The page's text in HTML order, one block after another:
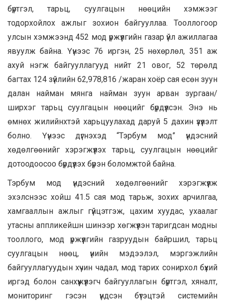
бүртгэл, тарьц, суулгацын нөөцийн хэмжээг
тодорхойлох ажлыг зохион байгууллаа. Тооллогоор
улсын хэмжээнд 452 мод үржүүлгийн газар үйл ажиллагаа
явуулж байна. Үүнээс 76 иргэн, 25 нөхөрлөл, 351 аж
ахуй нэгж байгууллагууд нийт 21 овог, 52 төрөлд
багтах 124 зүйлийн 62,978,816 /жаран хоёр сая есөн зуун
далан найман мянга найман зуун арван зургаан/
ширхэг тарьц суулгацын нөөцийг бүрдүүлсэн. Энэ нь
өмнөх жилийнхтэй харьцуулахад даруй 5 дахин үзүүлэлт
болно. Үүнээс дүгнэхэд “Тэрбум мод” үндэсний
хөдөлгөөнийг хэрэгжүүлэх тарьц, суулгацын нөөцийг
дотоодоосоо бүрдүүлэх бүрэн боломжтой байна.
Тэрбум мод үндэсний хөдөлгөөнийг хэрэгжүүлж
эхэлснээс хойш 41.5 сая мод тарьж, зохих арчилгаа,
хамгааллын ажлыг гүйцэтгэж, цахим хуудас, ухаалаг
утасны аппликейшн шинээр хөгжүүлэн таригдсан модны
тооллого, мод үржүүлгийн газруудын байршил, тарьц
суулгацын нөөц, үнийн мэдээлэл, мэргэжлийн
байгууллагуудын хүчин чадал, мод тарих сонирхол бүхий
иргэд болон санхүүжүүлэгч байгууллагын бүртгэл, хяналт,
мониторинг гэсэн үндсэн бүтэцтэй системийн